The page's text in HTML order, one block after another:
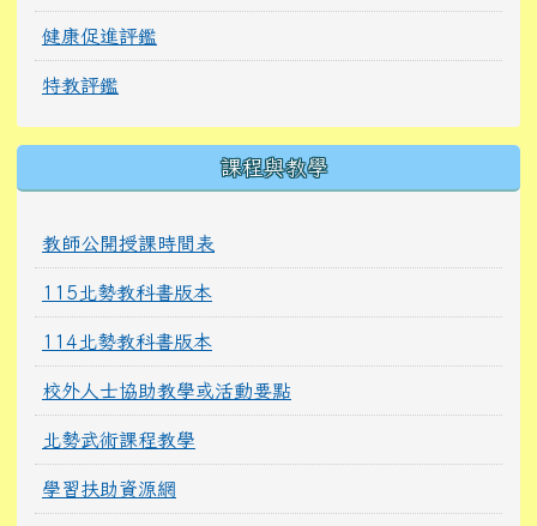
健康促進評鑑
特教評鑑
課程與教學
教師公開授課時間表
115北勢教科書版本
114北勢教科書版本
校外人士協助教學或活動要點
北勢武術課程教學
學習扶助資源網